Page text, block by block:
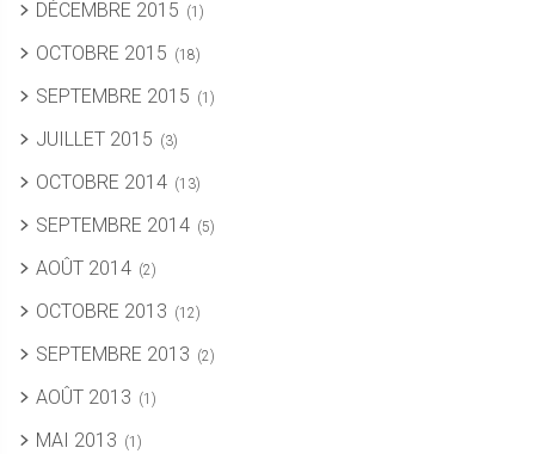
DÉCEMBRE 2015 (1)
OCTOBRE 2015 (18)
SEPTEMBRE 2015 (1)
JUILLET 2015 (3)
OCTOBRE 2014 (13)
SEPTEMBRE 2014 (5)
AOÛT 2014 (2)
OCTOBRE 2013 (12)
SEPTEMBRE 2013 (2)
AOÛT 2013 (1)
MAI 2013 (1)